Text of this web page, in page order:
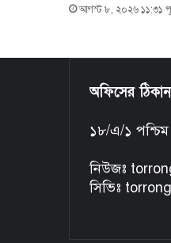
আগস্ট ৮, ২০২৬ ১১:৩১
অফিসের
১৮/এ/১ পশ্চিম
নিউজঃ
সিভিঃ